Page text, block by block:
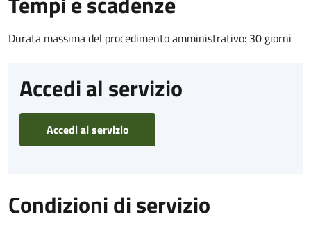
Durata massima del procedimento amministrativo: 30 giorni
Accedi al servizio
Accedi al servizio
Condizioni di servizio